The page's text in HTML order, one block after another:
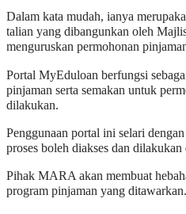
Dalam kata mudah, ianya
talian yang dibangunkan oleh
menguruskan permohonan
Portal MyEduloan berfungsi
pinjaman serta semakan untuk
dilakukan.
Penggunaan portal ini selari
proses boleh diakses dan
Pihak MARA akan membuat
program pinjaman yang ditawarkan.